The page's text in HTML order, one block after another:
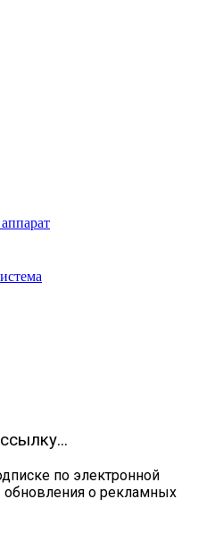
по электронной
обновления о рекламных